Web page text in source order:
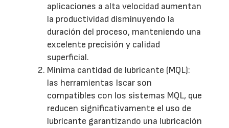
aplicaciones a alta velocidad aumentan
la productividad disminuyendo la
duración del proceso, manteniendo una
excelente precisión y calidad
superficial.
Mínima cantidad de lubricante (MQL):
las herramientas Iscar son
compatibles con los sistemas MQL, que
reducen significativamente el uso de
lubricante garantizando una lubricación